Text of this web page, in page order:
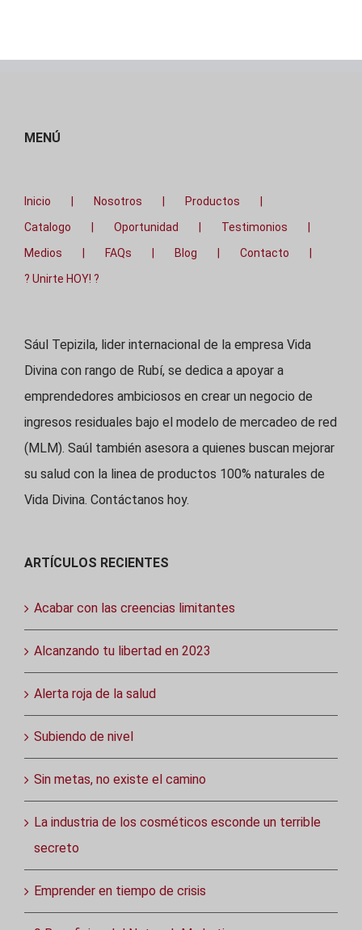
MENÚ
Inicio Nosotros
Productos
Catalogo
Oportunidad
Testimonios
Medios
FAQs Blog
Contacto
? Unirte HOY! ?
Sául Tepizila, lider internacional de la empresa Vida
Divina con rango de Rubí, se dedica a apoyar a
emprendedores ambiciosos en crear un negocio de
ingresos residuales bajo el modelo de mercadeo de red
(MLM). Saúl también asesora a quienes buscan mejorar
su salud con la linea de productos 100% naturales de
Vida Divina. Contáctanos hoy.
ARTÍCULOS RECIENTES
Acabar con las creencias limitantes
Alcanzando tu libertad en 2023
Alerta roja de la salud
Subiendo de nivel
Sin metas, no existe el camino
La industria de los cosméticos esconde un terrible
secreto
Emprender en tiempo de crisis